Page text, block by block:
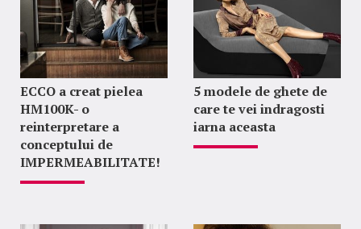
ECCO a creat pielea
HM100K- o
reinterpretare a
conceptului de
IMPERMEABILITATE!
5 modele de ghete de
care te vei indragosti
iarna aceasta